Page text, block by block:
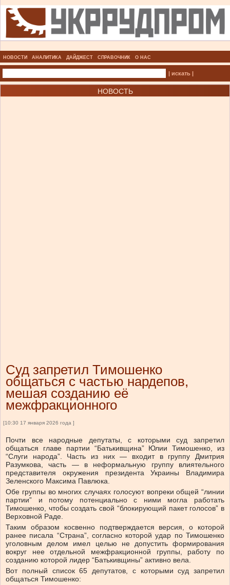
НОВОСТИ АНАЛИТИКА ДАЙДЖЕСТ СПРАВОЧНИК О НАС
| искать |
НОВОСТЬ
Суд запретил Тимошенко
общаться с частью нардепов,
мешая созданию её
межфракционного
[10:30 17 января 2026 года ]
Почти все народные депутаты, с которыми суд запретил
общаться главе партии “Батькивщина” Юлии Тимошенко, из
“Слуги народа”. Часть из них — входит в группу Дмитрия
Разумкова, часть — в неформальную группу влиятельного
представителя окружения президента Украины Владимира
Зеленского Максима Павлюка.
Обе группы во многих случаях голосуют вопреки общей “линии
партии” и потому потенциально с ними могла работать
Тимошенко, чтобы создать свой “блокирующий пакет голосов” в
Верховной Раде.
Таким образом косвенно подтверждается версия, о которой
ранее писала “Страна”, согласно которой удар по Тимошенко
уголовным делом имел целью не допустить формирования
вокруг нее отдельной межфракционной группы, работу по
созданию которой лидер “Батькивщины” активно вела.
Вот полный список 65 депутатов, с которыми суд запретил
общаться Тимошенко: